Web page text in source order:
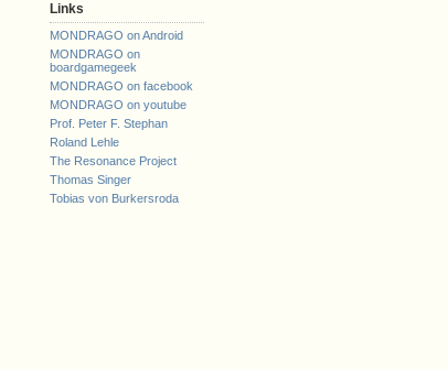
Links
MONDRAGO on Android
MONDRAGO on
boardgamegeek
MONDRAGO on facebook
MONDRAGO on youtube
Prof. Peter F. Stephan
Roland Lehle
The Resonance Project
Thomas Singer
Tobias von Burkersroda